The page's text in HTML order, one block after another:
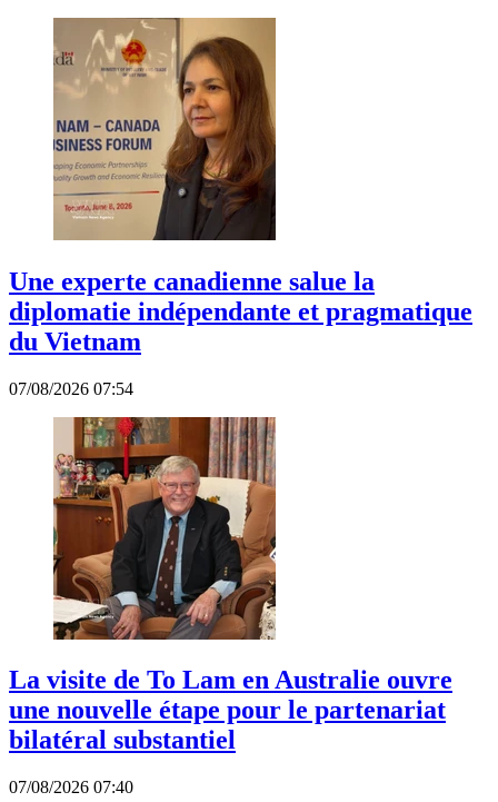
Une experte canadienne salue la
diplomatie indépendante et pragmatique
du Vietnam
07/08/2026 07:54
La visite de To Lam en Australie ouvre
une nouvelle étape pour le partenariat
bilatéral substantiel
07/08/2026 07:40